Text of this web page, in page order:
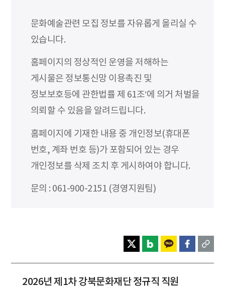
문화예술관련 모집 정보를 자유롭게 올리실 수
있습니다.
홈페이지의 정상적인 운영을 저해하는
게시물은 정보통신망 이용촉진 및
정보보호등에 관한법률 제 61조’에 의거 처벌을
의뢰할 수 있음을 알려드립니다.
홈페이지에 기재한 내용 중 개인정보(휴대폰
번호, 계좌 번호 등)가 포함되어 있는 경우
개인정보를 삭제 조치 후 게시하여야 합니다.
문의 : 061-900-2151 (경영지원팀)
2026년 제1차 강북문화재단 정규직 직원